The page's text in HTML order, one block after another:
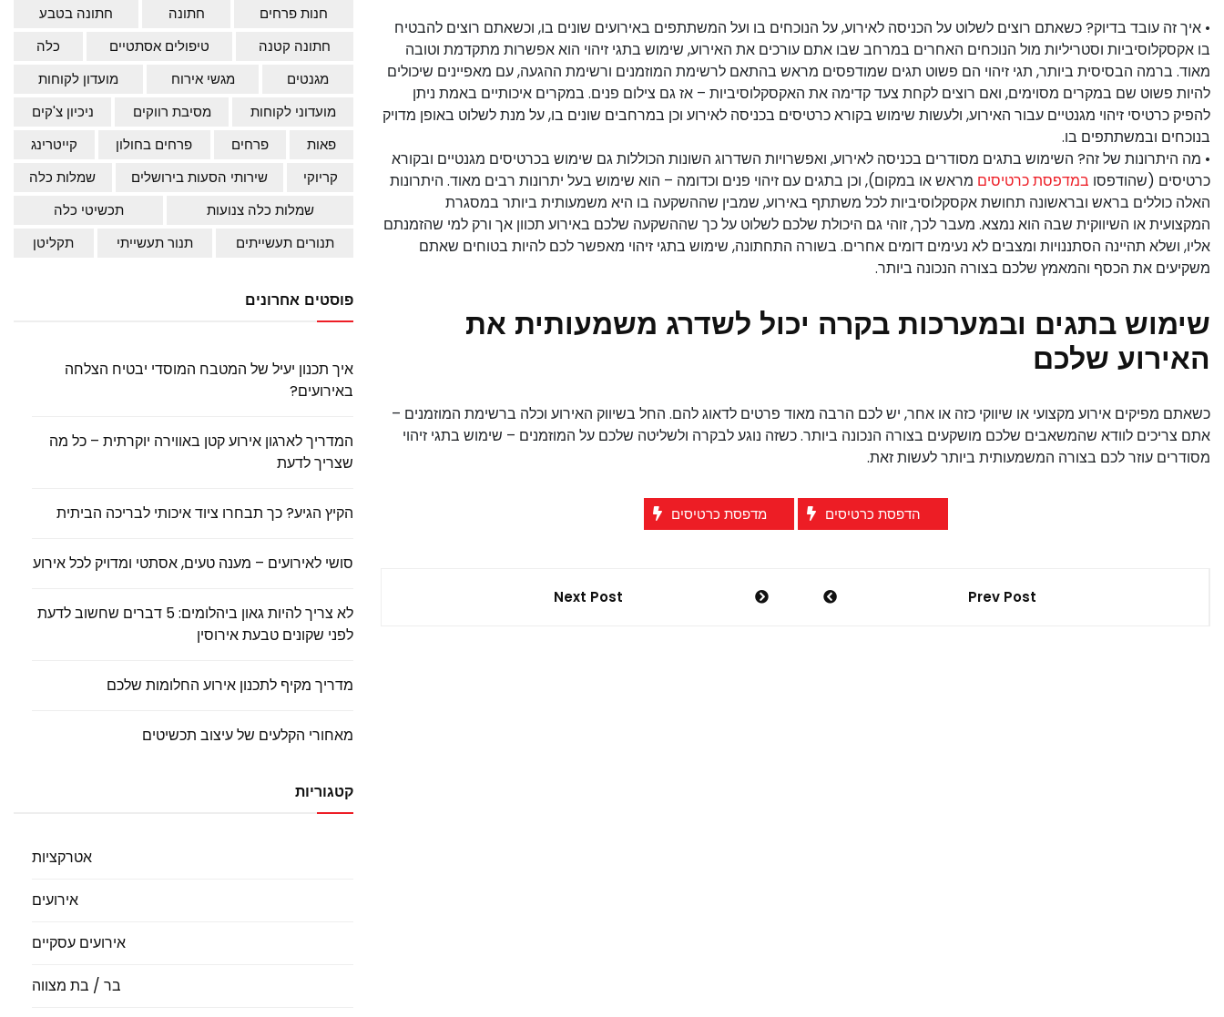
• איך זה עובד בדיוק? כשאתם רוצים לשלוט על הכניסה לאירוע, על הנוכחים בו ועל המשתתפים באירועים שונים בו, וכשאתם רוצים להבטיח
בו אקסקלוסיביות וסטריליות מול הנוכחים האחרים במרחב שבו אתם עורכים את האירוע, שימוש בתגי זיהוי הוא אפשרות מתקדמת וטובה
מאוד. ברמה הבסיסית ביותר, תגי זיהוי הם פשוט תגים שמודפסים מראש בהתאם לרשימת המוזמנים ורשימת ההגעה, עם מאפיינים שיכולים
להיות פשוט שם במקרים מסוימים, ואם רוצים לקחת צעד קדימה את האקסקלוסיביות – אז גם צילום פנים. במקרים איכותיים באמת ניתן
להפיק כרטיסי זיהוי מגנטיים עבור האירוע, ולעשות שימוש בקורא כרטיסים בכניסה לאירוע וכן במרחבים שונים בו, על מנת לשלוט באופן מדויק
בנוכחים ובמשתתפים בו.
• מה היתרונות של זה? השימוש בתגים מסודרים בכניסה לאירוע, ואפשרויות השדרוג השונות הכוללות גם שימוש בכרטיסים מגנטיים ובקורא
כרטיסים (שהודפסו במדפסת כרטיסים מראש או במקום), וכן בתגים עם זיהוי פנים וכדומה – הוא שימוש בעל יתרונות רבים מאוד. היתרונות
האלה כוללים בראש ובראשונה תחושת אקסקלוסיביות לכל משתתף באירוע, שמבין שההשקעה בו היא משמעותית ביותר במסגרת
המקצועית או השיווקית שבה הוא נמצא. מעבר לכך, זוהי גם היכולת שלכם לשלוט על כך שההשקעה שלכם באירוע תכוון אך ורק למי שהזמנתם
אליו, ושלא תהיינה הסתננויות ומצבים לא נעימים דומים אחרים. בשורה התחתונה, שימוש בתגי זיהוי מאפשר לכם להיות בטוחים שאתם
משקיעים את הכסף והמאמץ שלכם בצורה הנכונה ביותר.
שימוש בתגים ובמערכות בקרה יכול לשדרג משמעותית את
האירוע שלכם
כשאתם מפיקים אירוע מקצועי או שיווקי כזה או אחר, יש לכם הרבה מאוד פרטים לדאוג להם. החל בשיווק האירוע וכלה ברשימת המוזמנים –
אתם צריכים לוודא שהמשאבים שלכם מושקעים בצורה הנכונה ביותר. כשזה נוגע לבקרה ולשליטה שלכם על המוזמנים – שימוש בתגי זיהוי
מסודרים עוזר לכם בצורה המשמעותית ביותר לעשות זאת.
הדפסת כרטיסים מדפסת כרטיסים
Prev Post
Next Post
חנות פרחים
חתונה
חתונה בטבע
חתונה קטנה
טיפולים אסתטיים
כלה
מגנטים
מגשי אירוח
מועדון לקוחות
מועדוני לקוחות
מסיבת רווקים
ניכיון צ'קים
פאות
פרחים פרחים בחולון
קייטרינג
קריוקי
שירותי הסעות בירושלים
שמלות כלה
שמלות כלה צנועות
תכשיטי כלה
תנורים תעשייתים
תנור תעשייתי תקליטן
פוסטים אחרונים
איך תכנון יעיל של המטבח המוסדי יבטיח הצלחה
באירועים?
המדריך לארגון אירוע קטן באווירה יוקרתית – כל מה
שצריך לדעת
הקיץ הגיע? כך תבחרו ציוד איכותי לבריכה הביתית
סושי לאירועים – מענה טעים, אסתטי ומדויק לכל אירוע
לא צריך להיות גאון ביהלומים: 5 דברים שחשוב לדעת
לפני שקונים טבעת אירוסין
מדריך מקיף לתכנון אירוע החלומות שלכם
מאחורי הקלעים של עיצוב תכשיטים
קטגוריות
אטרקציות
אירועים
אירועים עסקיים
בר / בת מצווה